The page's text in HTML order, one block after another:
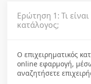
Ερώτηση 1: Τι
κατάλογος;
Ο επιχειρηματικός
online εφαρμογή,
αναζητήσετε